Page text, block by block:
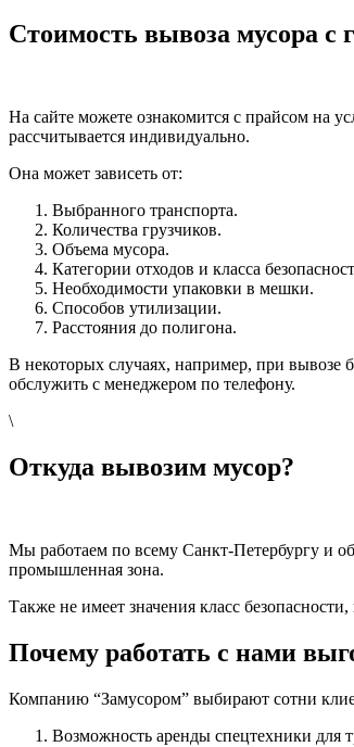
Стоимость вывоза мусора с
На сайте можете ознакомится с прайсом на
рассчитывается индивидуально.
Она может зависеть от:
Выбранного транспорта.
Количества грузчиков.
Объема мусора.
Категории отходов и класса
Необходимости упаковки в мешки.
Способов утилизации.
Расстояния до полигона.
В некоторых случаях, например, при вывозе
обслужить с менеджером по телефону.
\
Откуда вывозим мусор?
Мы работаем по всему Санкт-Петербургу и
промышленная зона.
Также не имеет значения класс
Почему работать с нами
Компанию “Замусором” выбирают сотни
Возможность аренды спецтехники для